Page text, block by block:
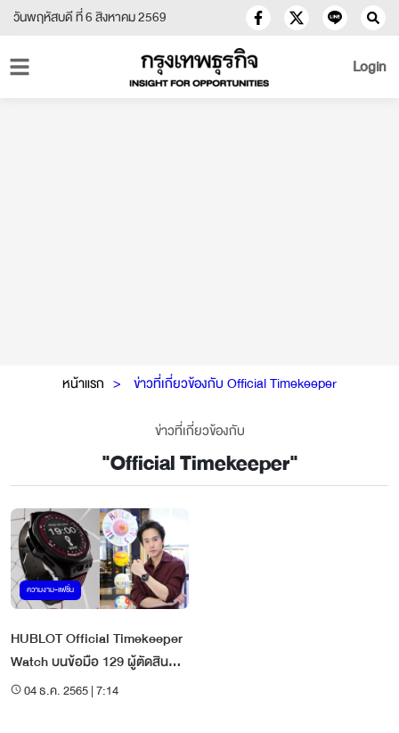
วันพฤหัสบดี ที่ 6 สิงหาคม 2569
Login
หน้าแรก ข่าวที่เกี่ยวข้องกับ Official Timekeeper
ข่าวที่เกี่ยวข้องกับ
"Official Timekeeper"
ความงาม-แฟชั่น
HUBLOT Official Timekeeper
Watch บนข้อมือ 129 ผู้ตัดสิน
"ฟุตบอลโลก 2022"
04 ธ.ค. 2565 | 7:14